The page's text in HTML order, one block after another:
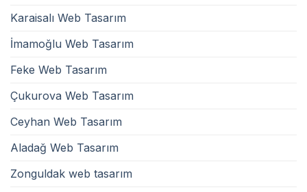
Karaisalı Web Tasarım
İmamoğlu Web Tasarım
Feke Web Tasarım
Çukurova Web Tasarım
Ceyhan Web Tasarım
Aladağ Web Tasarım
Zonguldak web tasarım